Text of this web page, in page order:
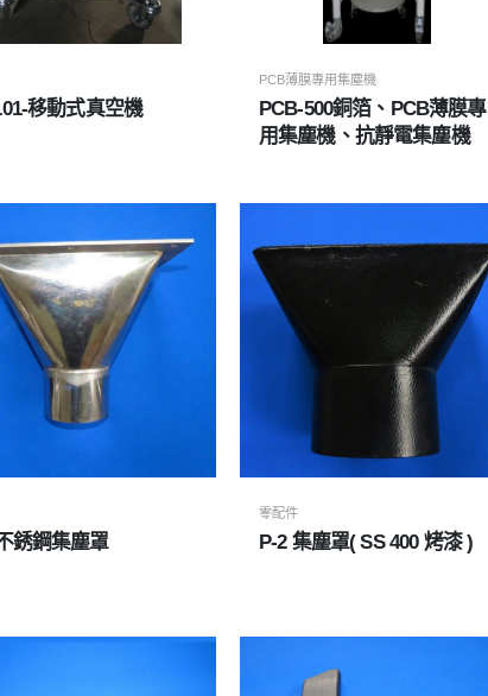
移動式真空機
PCB薄膜專用集塵機
PCB-500銅箔、PCB薄膜專
用集塵機、抗靜電集塵機
銹鋼集塵罩
零配件
P-2 集塵罩( SS 400 烤漆 )